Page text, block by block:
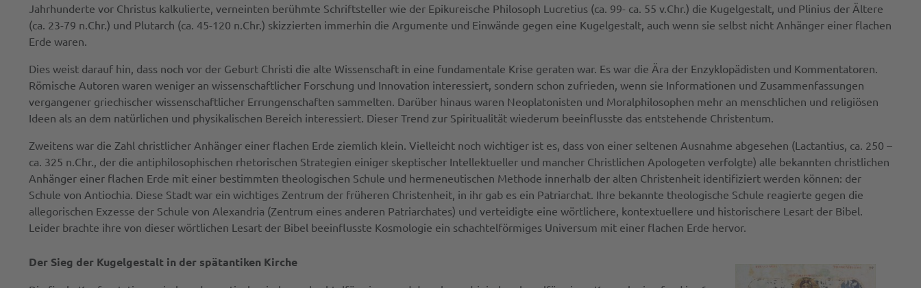
Jahrhunderte vor Christus kalkulierte, verneinten berühmte Schriftsteller wie der Epikureische Philosoph Lucretius (ca. 99- ca. 55 v.Chr.) die Kugelgestalt, und Plinius der Ältere
(ca. 23-79 n.Chr.) und Plutarch (ca. 45-120 n.Chr.) skizzierten immerhin die Argumente und Einwände gegen eine Kugelgestalt, auch wenn sie selbst nicht Anhänger einer flachen
Erde waren.
Dies weist darauf hin, dass noch vor der Geburt Christi die alte Wissenschaft in eine fundamentale Krise geraten war. Es war die Ära der Enzyklopädisten und Kommentatoren.
Römische Autoren waren weniger an wissenschaftlicher Forschung und Innovation interessiert, sondern schon zufrieden, wenn sie Informationen und Zusammenfassungen
vergangener griechischer wissenschaftlicher Errungenschaften sammelten. Darüber hinaus waren Neoplatonisten und Moralphilosophen mehr an menschlichen und religiösen
Ideen als an dem natürlichen und physikalischen Bereich interessiert. Dieser Trend zur Spiritualität wiederum beeinflusste das entstehende Christentum.
Zweitens war die Zahl christlicher Anhänger einer flachen Erde ziemlich klein. Vielleicht noch wichtiger ist es, dass von einer seltenen Ausnahme abgesehen (Lactantius, ca. 250 –
ca. 325 n.Chr., der die antiphilosophischen rhetorischen Strategien einiger skeptischer Intellektueller und mancher Christlichen Apologeten verfolgte) alle bekannten christlichen
Anhänger einer flachen Erde mit einer bestimmten theologischen Schule und hermeneutischen Methode innerhalb der alten Christenheit identifiziert werden können: der
Schule von Antiochia. Diese Stadt war ein wichtiges Zentrum der früheren Christenheit, in ihr gab es ein Patriarchat. Ihre bekannte theologische Schule reagierte gegen die
allegorischen Exzesse der Schule von Alexandria (Zentrum eines anderen Patriarchates) und verteidigte eine wörtlichere, kontextuellere und historischere Lesart der Bibel.
Leider brachte ihre von dieser wörtlichen Lesart der Bibel beeinflusste Kosmologie ein schachtelförmiges Universum mit einer flachen Erde hervor.
Der Sieg der Kugelgestalt in der spätantiken Kirche